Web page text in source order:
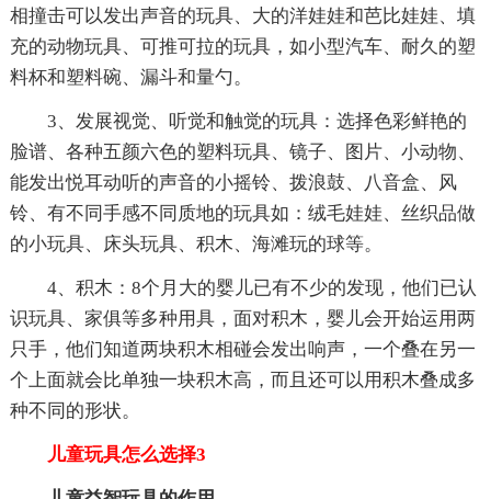
相撞击可以发出声音的玩具、大的洋娃娃和芭比娃娃、填
充的动物玩具、可推可拉的玩具，如小型汽车、耐久的塑
料杯和塑料碗、漏斗和量勺。
3、发展视觉、听觉和触觉的玩具：选择色彩鲜艳的
脸谱、各种五颜六色的塑料玩具、镜子、图片、小动物、
能发出悦耳动听的声音的小摇铃、拨浪鼓、八音盒、风
铃、有不同手感不同质地的玩具如：绒毛娃娃、丝织品做
的小玩具、床头玩具、积木、海滩玩的球等。
4、积木：8个月大的婴儿已有不少的发现，他们已认
识玩具、家俱等多种用具，面对积木，婴儿会开始运用两
只手，他们知道两块积木相碰会发出响声，一个叠在另一
个上面就会比单独一块积木高，而且还可以用积木叠成多
种不同的形状。
儿童玩具怎么选择3